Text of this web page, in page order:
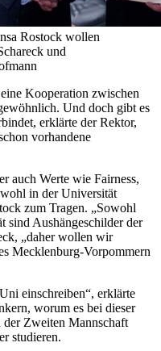
Rostock wollen
und
Kooperation zwischen
Und doch gibt es
erklärte der Rektor,
vorhandene
auch Werte wie Fairness,
in der Universität
zum Tragen. „Sowohl
sind Aushängeschilder der
„daher wollen wir
Mecklenburg-Vorpommern
einschreiben“, erklärte
worum es bei dieser
Zweiten Mannschaft
studieren.